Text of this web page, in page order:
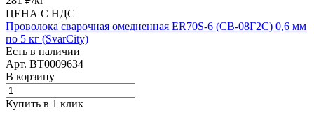
ЦЕНА С НДС
Проволока сварочная омедненная ER70S-6 (СВ-08Г2С) 0,6 мм
по 5 кг (SvarCity)
Есть в наличии
Арт. BT0009634
В корзину
Купить в 1 клик